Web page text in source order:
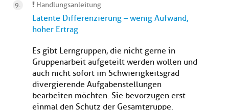
Handlungsanleitung
Latente Differenzierung – wenig Aufwand,
hoher Ertrag
Es gibt Lerngruppen, die nicht gerne in
Gruppenarbeit aufgeteilt werden wollen und
auch nicht sofort im Schwierigkeitsgrad
divergierende Aufgabenstellungen
bearbeiten möchten. Sie bevorzugen erst
einmal den Schutz der Gesamtgruppe.